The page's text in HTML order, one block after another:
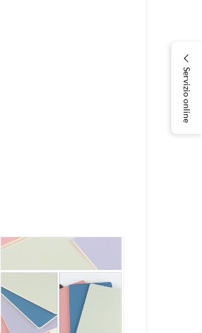
Servizio online